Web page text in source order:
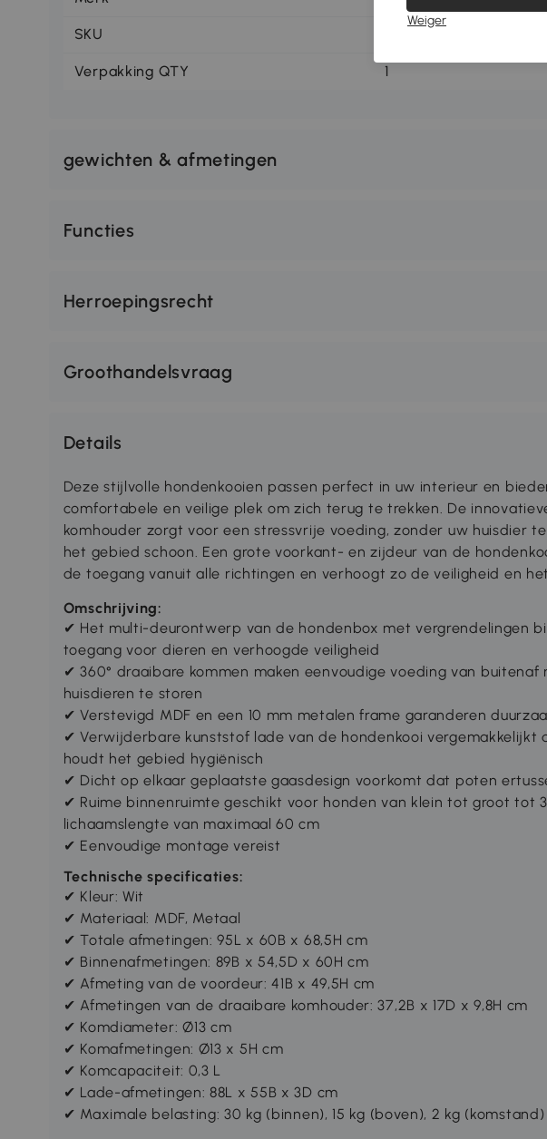
SKU
Verpakking QTY 1
gewichten & afmetingen
Functies
Herroepingsrecht
Groothandelsvraag
Details
Deze stijlvolle hondenkooien passen perfect in uw interieur en
comfortabele en veilige plek om zich terug te trekken. De
komhouder zorgt voor een stressvrije voeding, zonder uw huisdier
het gebied schoon. Een grote voorkant- en zijdeur van de
de toegang vanuit alle richtingen en verhoogt zo de veiligheid en
Omschrijving:
✔ Het multi-deurontwerp van de hondenbox met vergrendelingen
toegang voor dieren en verhoogde veiligheid
✔ 360° draaibare kommen maken eenvoudige voeding van buitenaf
huisdieren te storen
✔ Verstevigd MDF en een 10 mm metalen frame garanderen
✔ Verwijderbare kunststof lade van de hondenkooi vergemakkelijkt
houdt het gebied hygiënisch
✔ Dicht op elkaar geplaatste gaasdesign voorkomt dat poten
✔ Ruime binnenruimte geschikt voor honden van klein tot groot tot
lichaamslengte van maximaal 60 cm
✔ Eenvoudige montage vereist
Technische specificaties:
✔ Kleur: Wit
✔ Materiaal: MDF, Metaal
✔ Totale afmetingen: 95L x 60B x 68,5H cm
✔ Binnenafmetingen: 89B x 54,5D x 60H cm
✔ Afmeting van de voordeur: 41B x 49,5H cm
✔ Afmetingen van de draaibare komhouder: 37,2B x 17D x 9,8H cm
✔ Komdiameter: Ø13 cm
✔ Komafmetingen: Ø13 x 5H cm
✔ Komcapaciteit: 0,3 L
✔ Lade-afmetingen: 88L x 55B x 3D cm
✔ Maximale belasting: 30 kg (binnen), 15 kg (boven), 2 kg (komstand)
Weiger